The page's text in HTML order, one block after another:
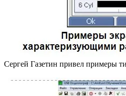
Сергей Газетин привел примеры